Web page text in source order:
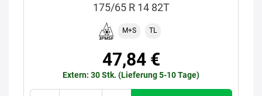
175/65 R 14 82T
M+S TL
47,84 €
Extern: 30 Stk. (Lieferung 5-10 Tage)